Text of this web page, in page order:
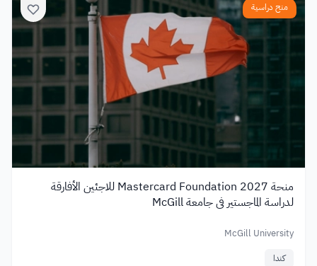
منح دراسية
منحة Mastercard Foundation 2027 للاجئين الأفارقة
لدراسة الماجستير في جامعة McGill
McGill University
كندا